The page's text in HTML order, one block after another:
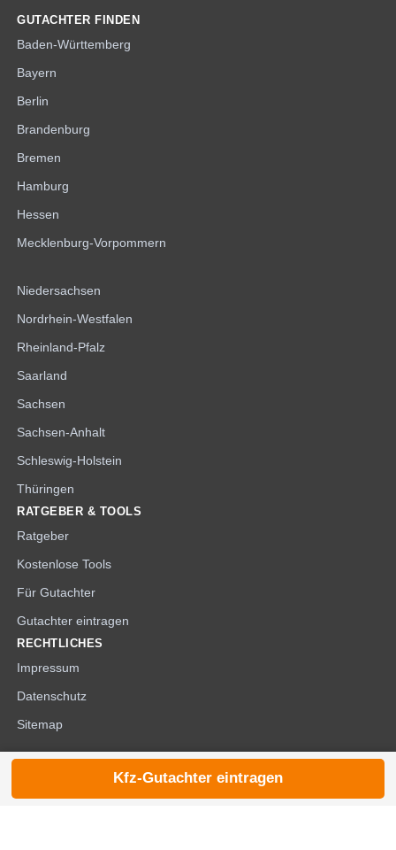
GUTACHTER FINDEN
Baden-Württemberg
Bayern
Berlin
Brandenburg
Bremen
Hamburg
Hessen
Mecklenburg-Vorpommern
Niedersachsen
Nordrhein-Westfalen
Rheinland-Pfalz
Saarland
Sachsen
Sachsen-Anhalt
Schleswig-Holstein
Thüringen
RATGEBER & TOOLS
Ratgeber
Kostenlose Tools
Für Gutachter
Gutachter eintragen
RECHTLICHES
Impressum
Datenschutz
Sitemap
© 2026 die-kfzgutachter.de |
Kfz-Gutachter eintragen